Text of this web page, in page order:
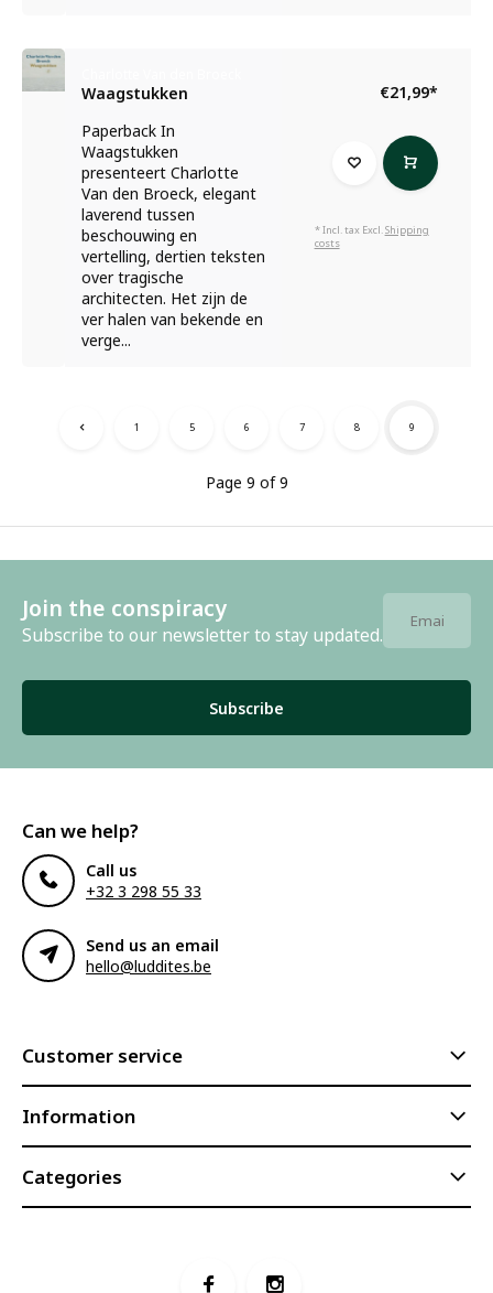
Waagstukken
Paperback In
Waagstukken
presenteert Charlotte
Van den Broeck, elegant
laverend tussen
beschouwing en
vertelling, dertien teksten
over tragische
architecten. Het zijn de
ver halen van bekende en
verge...
€21,99*
* Incl. tax Excl.Shipping
costs
Page 9 of 9
1 5 6 7 8 9
Join the conspiracy
Subscribe to our newsletter to stay updated.
Subscribe
Can we help?
Call us
+32 3 298 55 33
Send us an email
hello@luddites.be
Customer service
Information
Categories